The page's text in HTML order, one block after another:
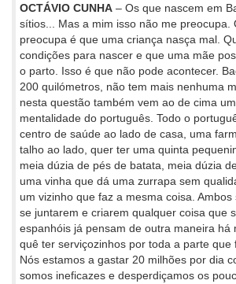
OCTÁVIO CUNHA – Os que nascem em
sítios... Mas a mim isso não me preocupa.
preocupa é que uma criança nasça mal.
condições para nascer e que uma mãe
o parto. Isso é que não pode acontecer.
200 quilómetros, não tem mais nenhuma
nesta questão também vem ao de cima
mentalidade do português. Todo o
centro de saúde ao lado de casa, uma
talho ao lado, quer ter uma quinta
meia dúzia de pés de batata, meia dúzia
uma vinha que dá uma zurrapa sem
um vizinho que faz a mesma coisa.
se juntarem e criarem qualquer coisa que
espanhóis já pensam de outra maneira há
quê ter serviçozinhos por toda a parte que
Nós estamos a gastar 20 milhões por dia
somos ineficazes e desperdiçamos os